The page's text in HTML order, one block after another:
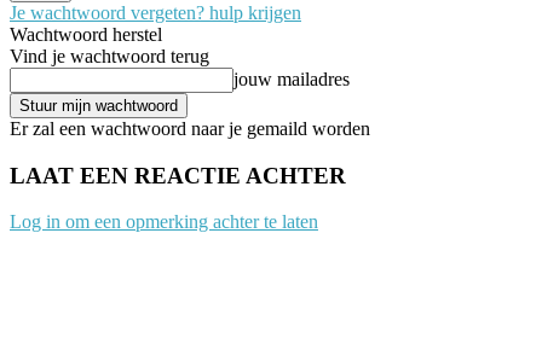
Je wachtwoord vergeten? hulp krijgen
Wachtwoord herstel
Vind je wachtwoord terug
jouw mailadres
Er zal een wachtwoord naar je gemaild worden
LAAT EEN REACTIE ACHTER
Log in om een opmerking achter te laten